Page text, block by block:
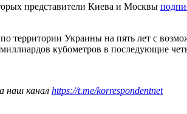
представители Киева и Москвы
по территории Украины на пять лет с
кубометров в последующие
наш канал https://t.me/korrespondentnet